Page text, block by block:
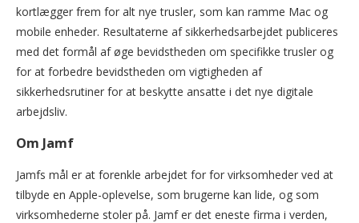
kortlægger frem for alt nye trusler, som kan ramme Mac og
mobile enheder. Resultaterne af sikkerhedsarbejdet publiceres
med det formål af øge bevidstheden om specifikke trusler og
for at forbedre bevidstheden om vigtigheden af
sikkerhedsrutiner for at beskytte ansatte i det nye digitale
arbejdsliv.
Om Jamf
Jamfs mål er at forenkle arbejdet for for virksomheder ved at
tilbyde en Apple-oplevelse, som brugerne kan lide, og som
virksomhederne stoler på. Jamf er det eneste firma i verden,